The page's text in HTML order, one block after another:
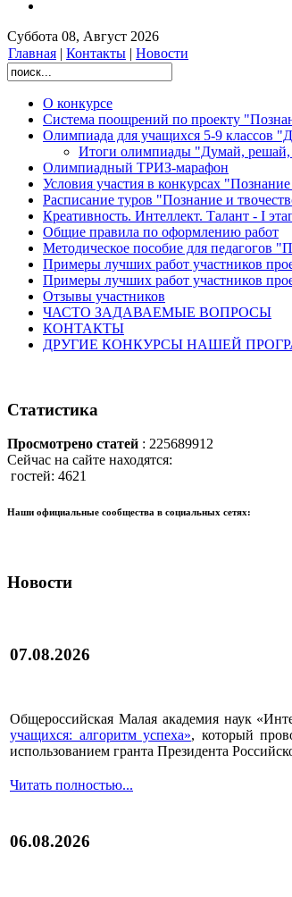
Суббота 08, Август 2026
Главная | Контакты | Новости
О конкурсе
Система поощрений по проекту
Олимпиада для учащихся 5-9 классов
Итоги олимпиады "Думай, решай,
Олимпиадный ТРИЗ-марафон
Условия участия в конкурсах
Расписание туров "Познание и
Креативность. Интеллект. Талант - I
Общие правила по оформлению работ
Методическое пособие для педагогов
Примеры лучших работ участников
Примеры лучших работ участников
Отзывы участников
ЧАСТО ЗАДАВАЕМЫЕ ВОПРОСЫ
КОНТАКТЫ
ДРУГИЕ КОНКУРСЫ НАШЕЙ
Статистика
Просмотрено статей : 225689912
Сейчас на сайте находятся:
гостей: 4621
Наши официальные сообщества в социальных сетях:
Новости
07.08.2026
Общероссийская Малая академия наук
учащихся: алгоритм успеха», который
использованием гранта Президента
Читать полностью...
06.08.2026
"Думай,
решай,